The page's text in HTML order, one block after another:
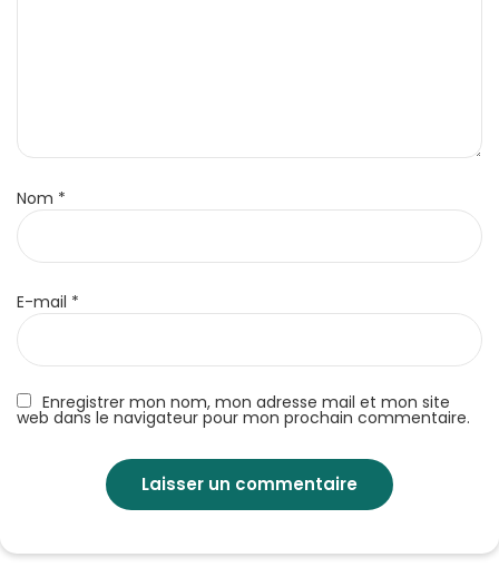
Enregistrer mon nom, mon adresse mail et mon site
web dans le navigateur pour mon prochain commentaire.
Nom *
E-mail *